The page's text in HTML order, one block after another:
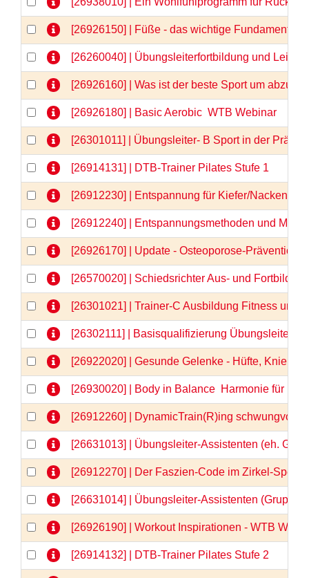
[26926150] | Füße - das wichtige Fundament -
[26260040] | Übungsleiterfortbildung und
[26926160] | Was ist der beste Sport um
[26926180] | Basic Aerobic  WTB Webinar
[26301011] | Übungsleiter- B Sport in der
[26914131] | DTB-Trainer Pilates Stufe 1
[26912230] | Entspannung für Kiefer/Nacken/
[26912240] | Entspannungsmethoden und
[26926170] | Update - Osteoporose-Prävention
[26570020] | Schiedsrichter Aus- und
[26301021] | Trainer-C Ausbildung Fitness und
[26302111] | Basisqualifizierung Übungsleiter-
[26922020] | Gesunde Gelenke - Hüfte, Knie &
[26930020] | Body in Balance  Harmonie für
[26912260] | DynamicTrain(R)ing
[26631013] | Übungsleiter-Assistenten (eh.
[26912270] | Der Faszien-Code im Zirkel-
[26631014] | Übungsleiter-Assistenten
[26926190] | Workout Inspirationen - WTB
[26914132] | DTB-Trainer Pilates Stufe 2